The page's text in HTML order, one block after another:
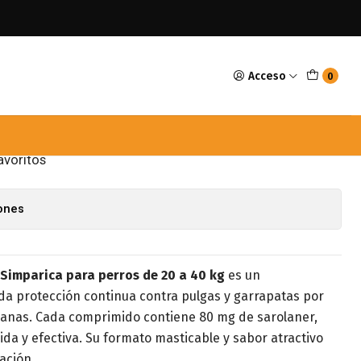
Acceso 0
20 a 40kg 1
para perros de 20 a 40 kg es un
protección continua contra pulgas y garrapatas por
Cada comprimido contiene 80 mg de sarolaner,
y efectiva. Su formato masticable y sabor atractivo